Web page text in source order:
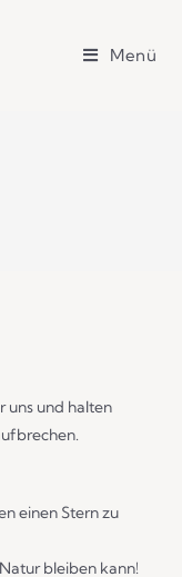
Menü
uns und halten
einen Stern zu
bleiben kann!